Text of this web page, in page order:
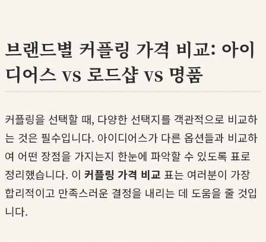
브랜드별 커플링 가격 비교: 아이
디어스 vs 로드샵 vs 명품
커플링을 선택할 때, 다양한 선택지를 객관적으로 비교하
는 것은 필수입니다. 아이디어스가 다른 옵션들과 비교하
여 어떤 장점을 가지는지 한눈에 파악할 수 있도록 표로
정리했습니다. 이 커플링 가격 비교 표는 여러분이 가장
합리적이고 만족스러운 결정을 내리는 데 도움을 줄 것입
니다.